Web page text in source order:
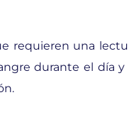
requieren una
durante el día y